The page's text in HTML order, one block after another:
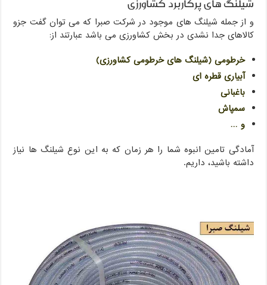
شیلنگ های پرکاربرد کشاورزی
و از جمله شیلنگ های موجود در شرکت صبرا که می توان گفت جزو
کالاهای جدا نشدی در بخش کشاورزی می باشد عبارتند از:
خرطومی (شیلنگ های خرطومی کشاورزی)
آبیاری قطره ای
باغبانی
سمپاش
و …
آمادگی تامین انبوه شما را هر زمان که به این نوع شیلنگ ها نیاز
داشته باشید، داریم.